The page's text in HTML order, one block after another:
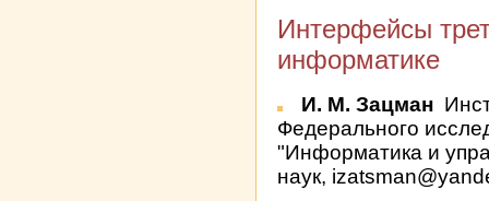
Интерфейсы
информатике
И. М. Зацман
Федерального
"Информатика и
наук,